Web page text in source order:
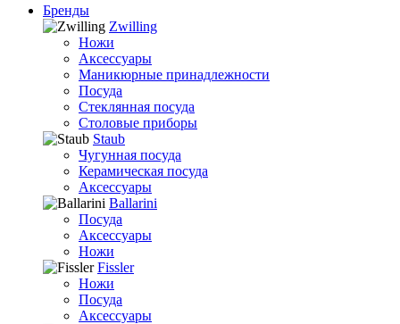
Бренды
Zwilling
Ножи
Аксессуары
Маникюрные принадлежности
Посуда
Стеклянная посуда
Столовые приборы
Staub
Чугунная посуда
Керамическая посуда
Аксессуары
Ballarini
Посуда
Аксессуары
Ножи
Fissler
Ножи
Посуда
Аксессуары